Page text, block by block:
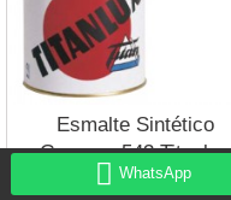
Esmalte Sintético
Gamuza 543 Titanlux
Interior-Exterior Brillo
WhatsApp